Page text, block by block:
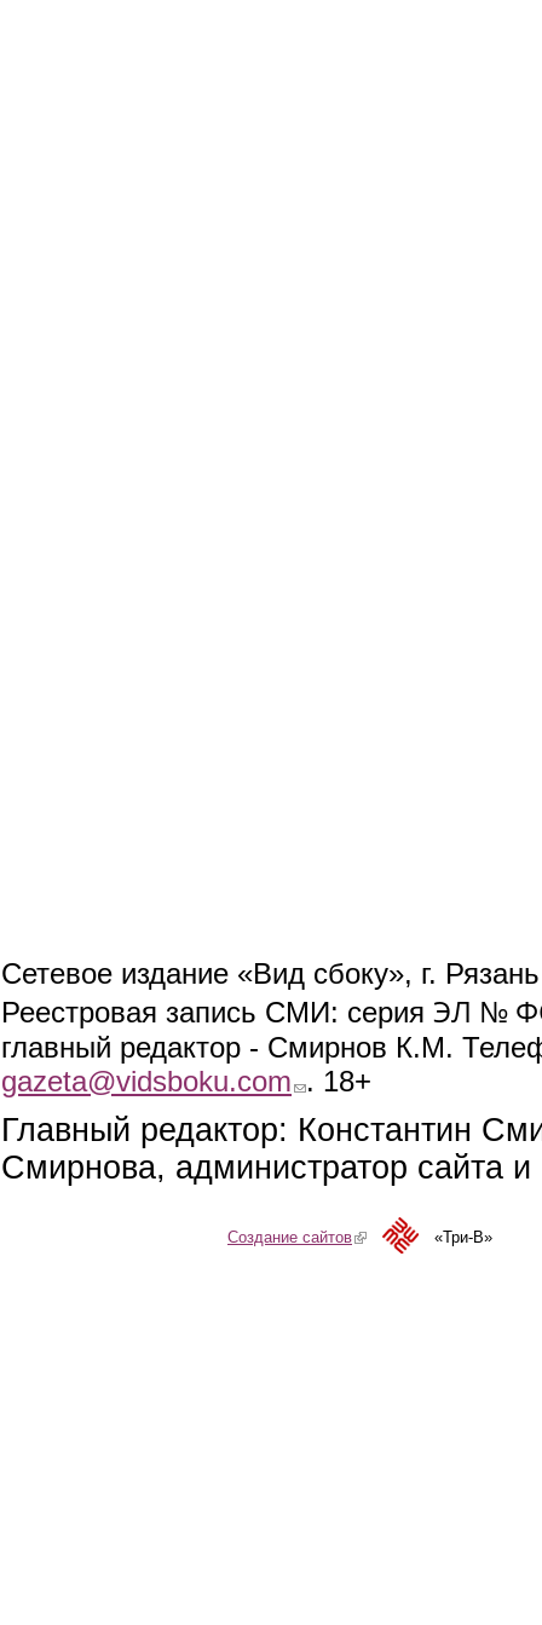
Сетевое издание «Вид сбоку», г.
Реестровая запись СМИ: серия ЭЛ №
главный редактор - Смирнов К.М.
gazeta@vidsboku.com (link sends e-mail)
. 18+
Главный редактор: Константин
Смирнова, администратор сайта
Создание сайтов(link is external)«Три-В»